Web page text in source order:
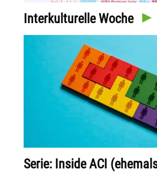
Interkulturelle Woche
Serie: Inside ACI